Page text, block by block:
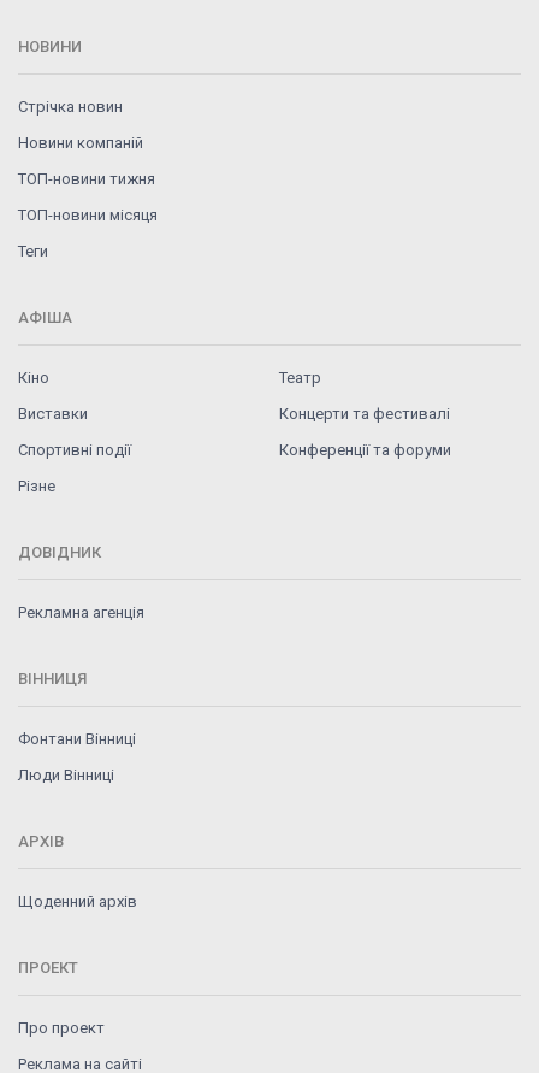
НОВИНИ
Стрічка новин
Новини компаній
ТОП-новини тижня
ТОП-новини місяця
Теги
АФІША
Кіно
Театр
Виставки
Концерти та фестивалі
Спортивні події
Конференції та форуми
Різне
ДОВІДНИК
Рекламна агенція
ВІННИЦЯ
Фонтани Вінниці
Люди Вінниці
АРХІВ
Щоденний архів
ПРОЕКТ
Про проект
Реклама на сайті